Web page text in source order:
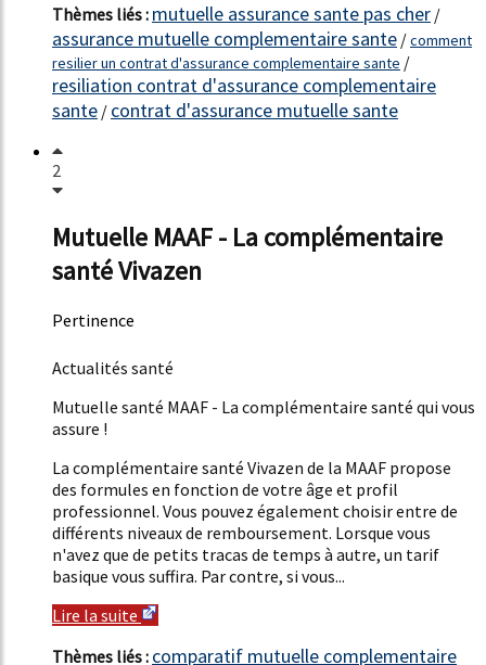
Thèmes liés : mutuelle assurance sante pas cher /
assurance mutuelle complementaire sante /comment
resilier un contrat d'assurance complementaire sante /
resiliation contrat d'assurance complementaire
sante / contrat d'assurance mutuelle sante
2
Mutuelle MAAF - La complémentaire
santé Vivazen
Pertinence
Actualités santé
Mutuelle santé MAAF - La complémentaire santé qui vous
assure !
La complémentaire santé Vivazen de la MAAF propose
des formules en fonction de votre âge et profil
professionnel. Vous pouvez également choisir entre de
différents niveaux de remboursement. Lorsque vous
n'avez que de petits tracas de temps à autre, un tarif
basique vous suffira. Par contre, si vous...
Lire la suite
Thèmes liés : comparatif mutuelle complementaire